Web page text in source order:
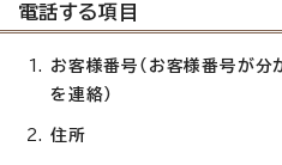
電話する項目
お客様番号（お客様番号が分
を連絡）
住所